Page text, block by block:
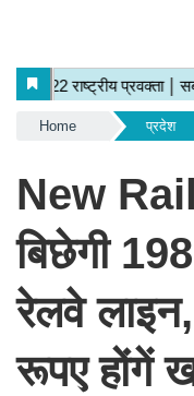
Home प्रदेश
New
बिछेगी
रेलवे
रूपए होंगें